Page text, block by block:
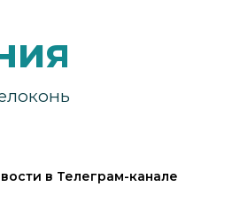
в Телеграм-канале